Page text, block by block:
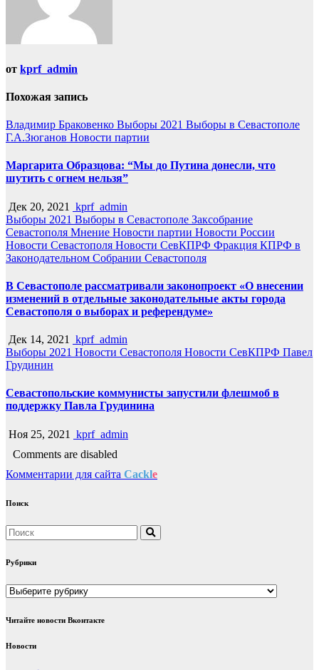
от kprf_admin
Похожая запись
Владимир Браковенко Выборы 2021 Выборы в Севастополе
Г.А.Зюганов Новости партии
Маргарита Образцова: “Мы до Путина донесли, что
шутить с огнем нельзя”
Дек 20, 2021
kprf_admin
Выборы 2021 Выборы в Севастополе Заксобрание
Севастополя Мнение Новости партии Новости России
Новости Севастополя Новости СевКПРФ Фракция КПРФ в
Законодательном Собрании Севастополя
В Севастополе рассматривали законопроект «О внесении
изменений в отдельные законодательные акты города
Севастополя о выборах и референдуме»
Дек 14, 2021
kprf_admin
Выборы 2021 Новости Севастополя Новости СевКПРФ Павел
Грудинин
Севастопольские коммунисты запустили флешмоб в
поддержку Павла Грудинина
Ноя 25, 2021
kprf_admin
Comments are disabled
Комментарии для сайта Cackle
Поиск
Рубрики
Рубрики
Читайте новости Вконтакте
Новости